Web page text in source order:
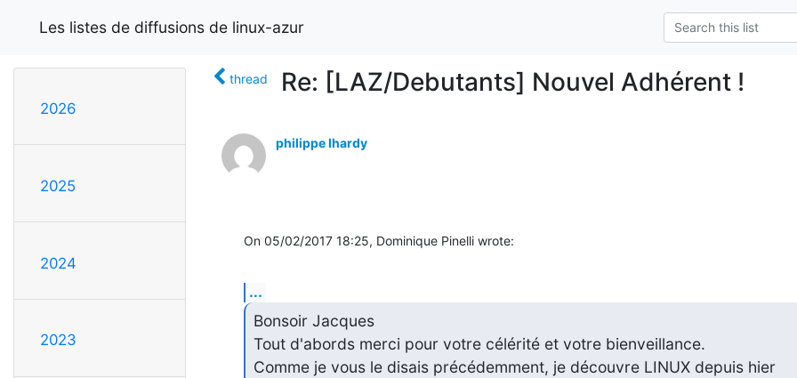
Les listes de diffusions de linux-azur
2026
2025
2024
2023
thread Re: [LAZ/Debutants] Nouvel Adhérent !
philippe lhardy
On 05/02/2017 18:25, Dominique Pinelli wrote:
...
Bonsoir Jacques
Tout d'abords merci pour votre célérité et votre bienveillance.
Comme je vous le disais précédemment, je découvre LINUX depuis hier